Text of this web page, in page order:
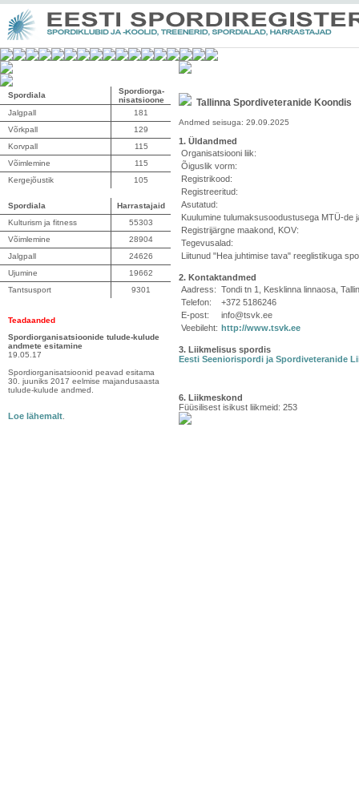
Spordiala
Spordiorga-
nisatsioone
Jalgpall
181
Võrkpall
129
Korvpall
115
Võimlemine
115
Kergejõustik
105
Spordiala
Harrastajaid
Kulturism ja fitness
55303
Võimlemine
28904
Jalgpall
24626
Ujumine
19662
Tantsusport
9301
Teadaanded
Spordiorganisatsioonide tulude-kulude
andmete esitamine
19.05.17
Spordiorganisatsioonid peavad esitama
30. juuniks 2017 eelmise majandusaasta
tulude-kulude andmed.
Loe lähemalt
Tallinna Spordiveteranide Koondis
Andmed seisuga: 29.09.2025
1. Üldandmed
Organisatsiooni liik:
Õiguslik vorm:
Registrikood:
Registreeritud:
Asutatud:
Kuulumine tulumaksusoodustusega MTÜ-de
Registrijärgne maakond, KOV:
Tegevusalad:
Liitunud "Hea juhtimise tava" reeglistikuga
2. Kontaktandmed
Aadress: Tondi tn 1, Kesklinna linnaosa,
Telefon:
+372 5186246
E-post:
info@tsvk.ee
Veebileht: http://www.tsvk.ee
3. Liikmelisus spordis
Eesti Seeniorispordi ja Spordiveteranide
6. Liikmeskond
Füüsilisest isikust liikmeid: 253